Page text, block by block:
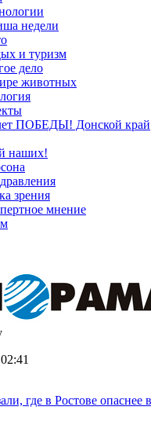
недели
и туризм
дело
животных
ПОБЕДЫ! Донской край
наших!
зрения
мнение
где в Ростове опаснее